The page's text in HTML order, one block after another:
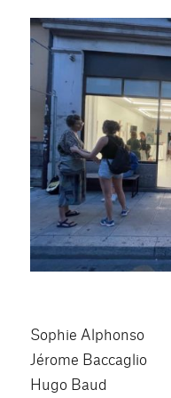
Sophie Alphonso
Jérome Baccaglio
Hugo Baud